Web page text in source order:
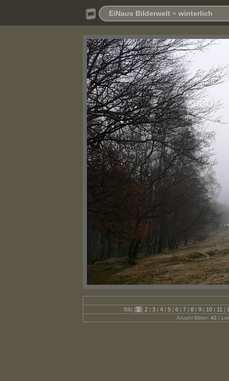
EiNaus Bilderwelt » winterlich
Bild | 1 | 2 | 3 | 4 | 5 | 6 | 7 | 8 | 9 | 10 | 11 |
Anzahl Bilder: 42 |